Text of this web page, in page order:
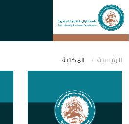
الرئيسية المكتبة